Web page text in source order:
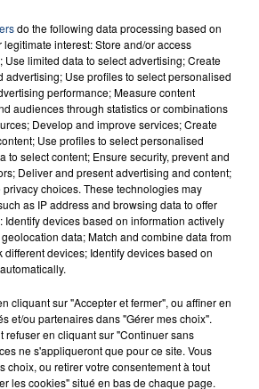
À LENS : UNE FEMME ET
LA VIE ET LA...
par le feu après avoir
et leur bébé de trois mois
DEVANT SE FAIRE
RESSORT DE LA...
plainte contre la clinique qui a
et présenté ses
do the following data processing based on
interest: Store and/or access
Use limited data to select advertising; Create
advertising; Use profiles to select personalised
performance; Measure content
audiences through statistics or combinations
Develop and improve services; Create
Use profiles to select personalised
to select content; Ensure security, prevent and
Deliver and present advertising and content;
choices. These technologies may
as IP address and browsing data to offer
devices based on information actively
data; Match and combine data from
different devices; Identify devices based on
cliquant sur "Accepter et fermer", ou affiner en
et/ou partenaires dans "Gérer mes choix".
refuser en cliquant sur "Continuer sans
ne s'appliqueront que pour ce site. Vous
choix, ou retirer votre consentement à tout
les cookies" situé en bas de chaque page.